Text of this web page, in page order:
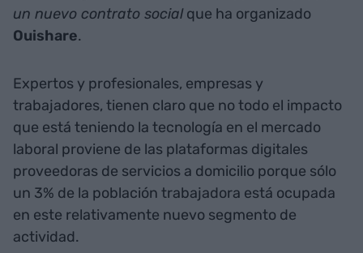
un nuevo contrato social que ha organizado
Ouishare.
Expertos y profesionales, empresas y
trabajadores, tienen claro que no todo el impacto
que está teniendo la tecnología en el mercado
laboral proviene de las plataformas digitales
proveedoras de servicios a domicilio porque sólo
un 3% de la población trabajadora está ocupada
en este relativamente nuevo segmento de
actividad.